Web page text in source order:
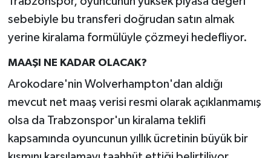
sebebiyle bu transferi doğrudan satın almak
yerine kiralama formülüyle çözmeyi hedefliyor.
MAAŞI NE KADAR OLACAK?
Arokodare'nin Wolverhampton'dan aldığı
mevcut net maaş verisi resmi olarak açıklanmamış
olsa da Trabzonspor'un kiralama teklifi
kapsamında oyuncunun yıllık ücretinin büyük bir